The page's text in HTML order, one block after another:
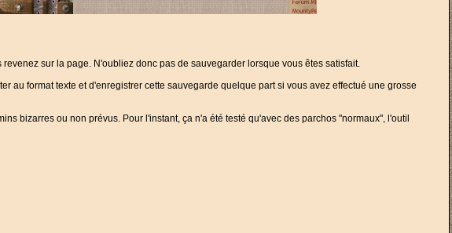
sur la page. N'oubliez donc pas de sauvegarder lorsque vous êtes satisfait.
au format texte et d'enregistrer cette sauvegarde quelque part si vous avez effectué une grosse
bizarres ou non prévus. Pour l'instant, ça n'a été testé qu'avec des parchos "normaux", l'outil